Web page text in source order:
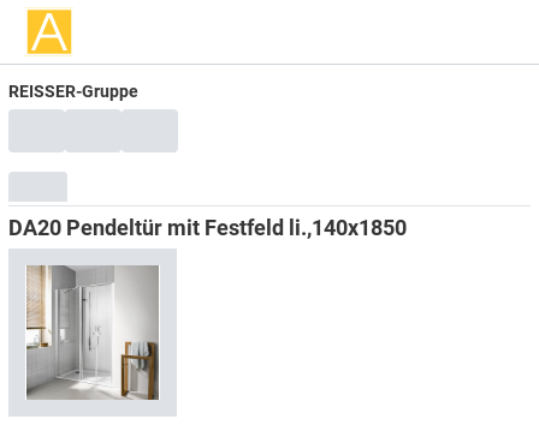
REISSER-Gruppe
DA20 Pendeltür mit Festfeld li.,140x1850